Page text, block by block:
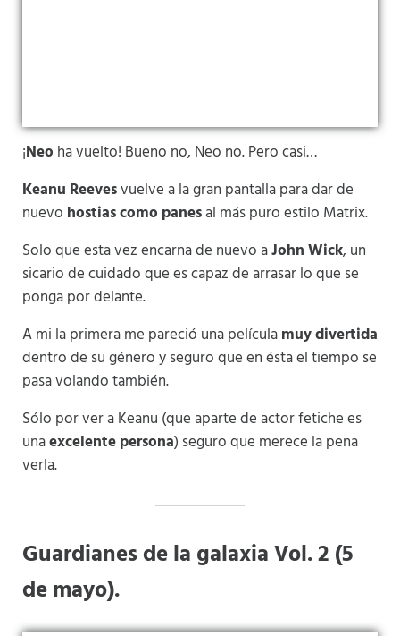
¡Neo ha vuelto! Bueno no, Neo no. Pero casi…
Keanu Reevesvuelve a la gran pantalla para dar de
nuevo hostias como panesal más puro estilo Matrix.
Solo que esta vez encarna de nuevo aJohn Wick, un
sicario de cuidado que es capaz de arrasar lo que se
ponga por delante.
A mi la primera me pareció una películamuy divertida
dentro de su género y seguro que en ésta el tiempo se
pasa volando también.
Sólo por ver a Keanu (que aparte de actor fetiche es
unaexcelente persona) seguro que merece la pena
verla.
Guardianes de la galaxia Vol. 2 (5
de mayo).